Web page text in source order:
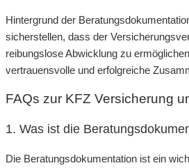
Hintergrund der
sicherstellen, dass der
reibungslose Abwicklung zu
vertrauensvolle und erfolgreiche
FAQs zur KFZ Versicherung
1. Was ist die
Die Beratungsdokumentation ist ein